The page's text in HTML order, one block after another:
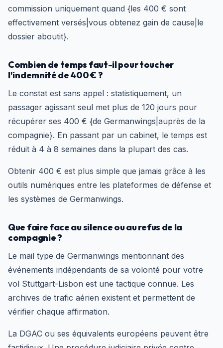
commission uniquement quand {les 400 € sont
effectivement versés|vous obtenez gain de cause|le
dossier aboutit}.
Combien de temps faut-il pour toucher
l'indemnité de 400 € ?
Le constat est sans appel : statistiquement, un
passager agissant seul met plus de 120 jours pour
récupérer ses 400 € {de Germanwings|auprès de la
compagnie}. En passant par un cabinet, le temps est
réduit à 4 à 8 semaines dans la plupart des cas.
Obtenir 400 € est plus simple que jamais grâce à les
outils numériques entre les plateformes de défense et
les systèmes de Germanwings.
Que faire face au silence ou au refus de la
compagnie ?
Le mail type de Germanwings mentionnant des
événements indépendants de sa volonté pour votre
vol Stuttgart-Lisbon est une tactique connue. Les
archives de trafic aérien existent et permettent de
vérifier chaque affirmation.
La DGAC ou ses équivalents européens peuvent être